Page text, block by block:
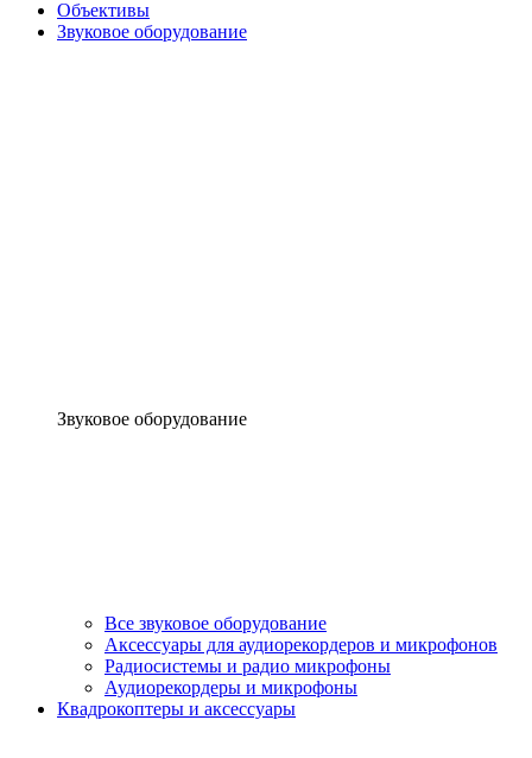
Объективы
Звуковое оборудование
Звуковое оборудование
Все звуковое оборудование
Аксессуары для аудиорекордеров и микрофонов
Радиосистемы и радио микрофоны
Аудиорекордеры и микрофоны
Квадрокоптеры и аксессуары